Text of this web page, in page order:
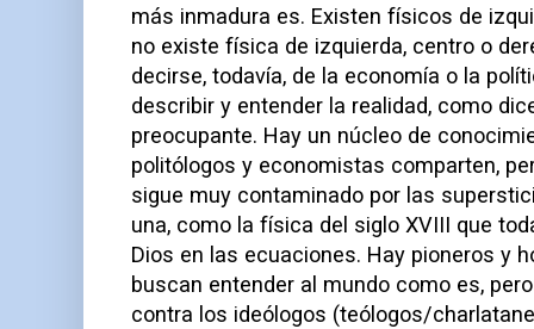
más inmadura es. Existen físicos de
no existe física de izquierda, centro o
decirse, todavía, de la economía o la
describir y entender la realidad, como
preocupante. Hay un núcleo de
politólogos y economistas comparten,
sigue muy contaminado por las
una, como la física del siglo XVIII que
Dios en las ecuaciones. Hay pioneros y
buscan entender al mundo como es,
contra los ideólogos (teólogos/